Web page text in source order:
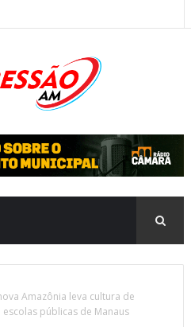
Amazônia leva cultura de
públicas de Manaus